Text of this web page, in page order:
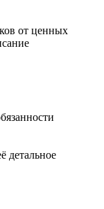
от ценных
детальное